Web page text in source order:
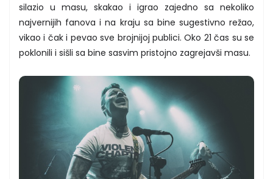
silazio u masu, skakao i igrao zajedno sa nekoliko
najvernijih fanova i na kraju sa bine sugestivno režao,
vikao i čak i pevao sve brojnijoj publici. Oko 21 čas su se
poklonili i sišli sa bine sasvim pristojno zagrejavši masu.